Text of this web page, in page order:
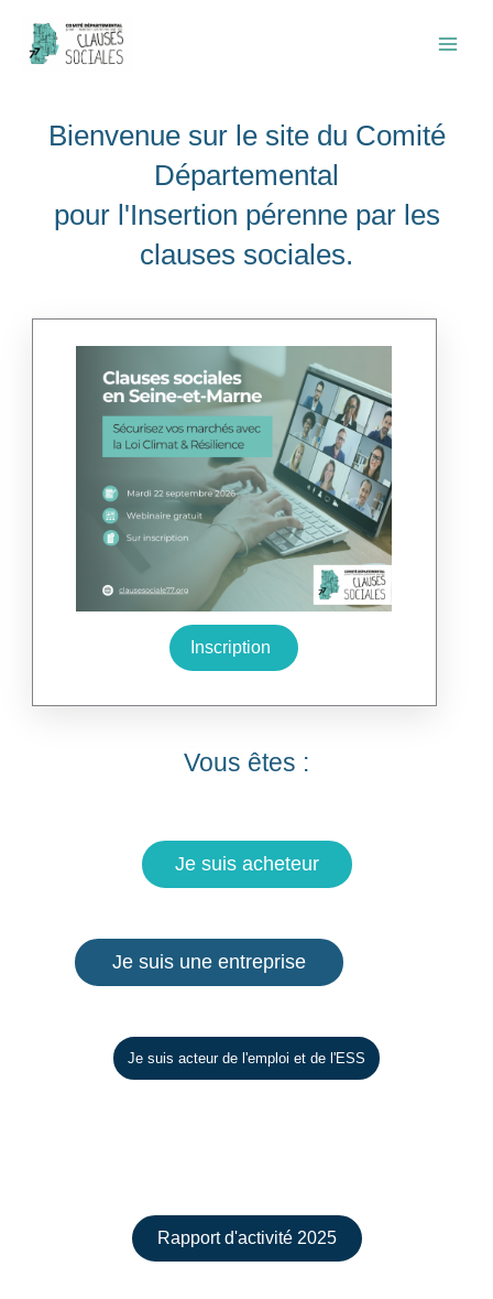
contenu
Bienvenue sur le site du Comité
Départemental
pour l'Insertion pérenne par les
clauses sociales.
Inscription
Vous êtes :
Je suis acheteur
Je suis une entreprise
Je suis acteur de l'emploi et de l'ESS
Rapport d'activité 2025